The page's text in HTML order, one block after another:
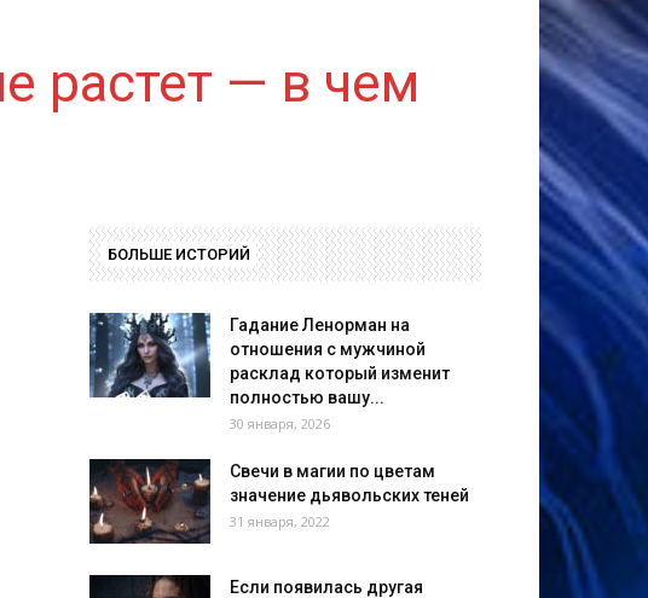
растет — в чем
БОЛЬШЕ ИСТОРИЙ
Гадание Ленорман на
отношения с мужчиной
расклад который изменит
полностью вашу...
30 января, 2026
Свечи в магии по цветам
значение дьявольских теней
31 января, 2022
Если появилась другая